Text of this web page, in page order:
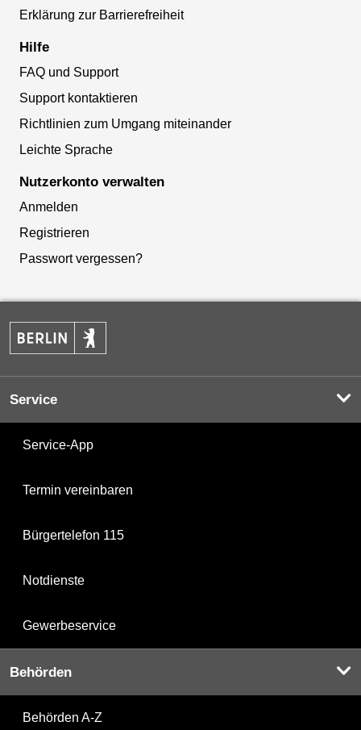
Erklärung zur Barrierefreiheit
Hilfe
FAQ und Support
Support kontaktieren
Richtlinien zum Umgang miteinander
Leichte Sprache
Nutzerkonto verwalten
Anmelden
Registrieren
Passwort vergessen?
Service
Service-App
Termin vereinbaren
Bürgertelefon 115
Notdienste
Gewerbeservice
Behörden
Behörden A-Z